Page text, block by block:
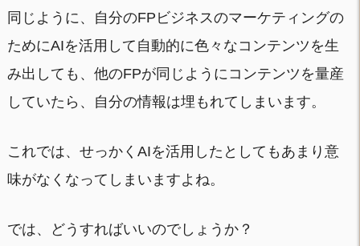
同じように、自分のFPビジネスのマーケティングの
ためにAIを活用して自動的に色々なコンテンツを生
み出しても、他のFPが同じようにコンテンツを量産
していたら、自分の情報は埋もれてしまいます。
これでは、せっかくAIを活用したとしてもあまり意
味がなくなってしまいますよね。
では、どうすればいいのでしょうか？